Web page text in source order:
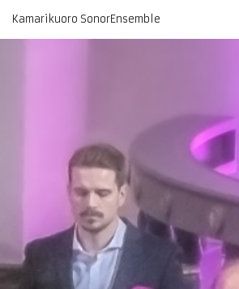
Siirry
Kamarikuoro SonorEnsemble